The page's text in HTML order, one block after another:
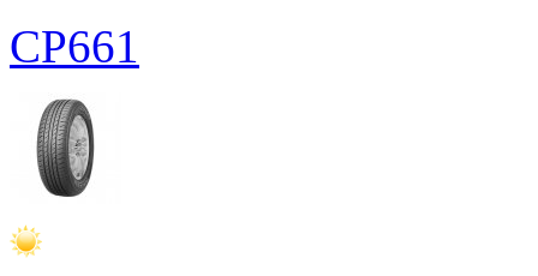
CP661